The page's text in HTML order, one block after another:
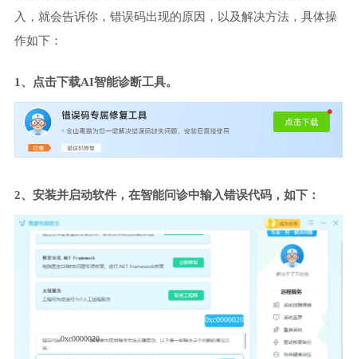
入，就会告诉你，错误码出现的原因，以及解决方法，具体操
作如下：
1、点击下载AI智能诊断工具。
2、安装并启动软件，在智能问诊中输入错误代码，如下：
0xc0000020
0xc0000020